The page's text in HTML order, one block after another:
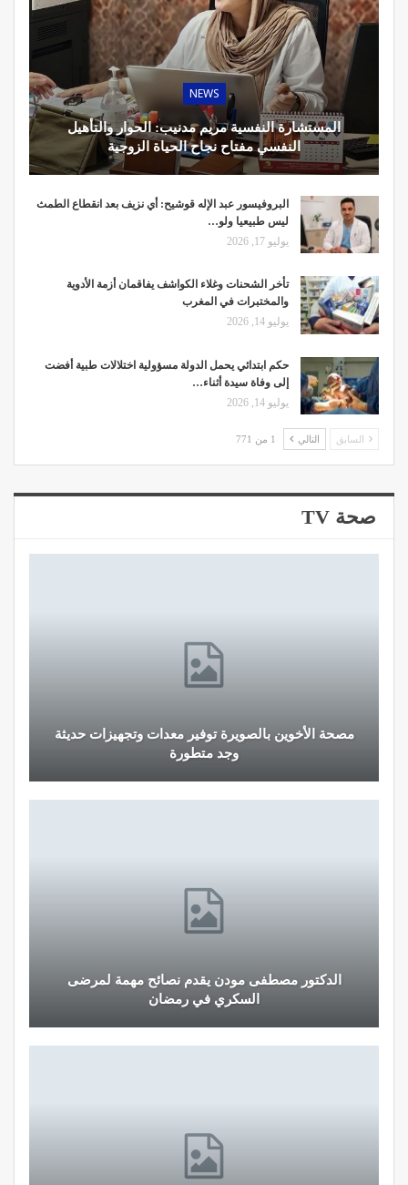
NEWS
المستشارة النفسية مريم مدنيب: الحوار والتأهيل
النفسي مفتاح نجاح الحياة الزوجية
البروفيسور عبد الإله قوشيح: أي نزيف بعد انقطاع الطمث
ليس طبيعيا ولو…
يوليو 17, 2026
تأخر الشحنات وغلاء الكواشف يفاقمان أزمة الأدوية
والمختبرات في المغرب
يوليو 14, 2026
حكم ابتدائي يحمل الدولة مسؤولية اختلالات طبية أفضت
إلى وفاة سيدة أثناء…
يوليو 14, 2026
السابق التالي 1 من 771
صحة TV
مصحة الأخوين بالصويرة توفير معدات وتجهيزات حديثة
وجد متطورة
الدكتور مصطفى مودن يقدم نصائح مهمة لمرضى
السكري في رمضان